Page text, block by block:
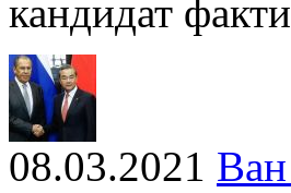
кандидат
08.03.2021